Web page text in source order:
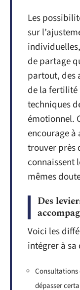
Les
sur
de partage
partout, des
de la fertilité
techniques
émotionnel.
encourage à
trouver près
connaissent
mêmes
Des
Voici les
intégrer à sa
Consultations
dépasser